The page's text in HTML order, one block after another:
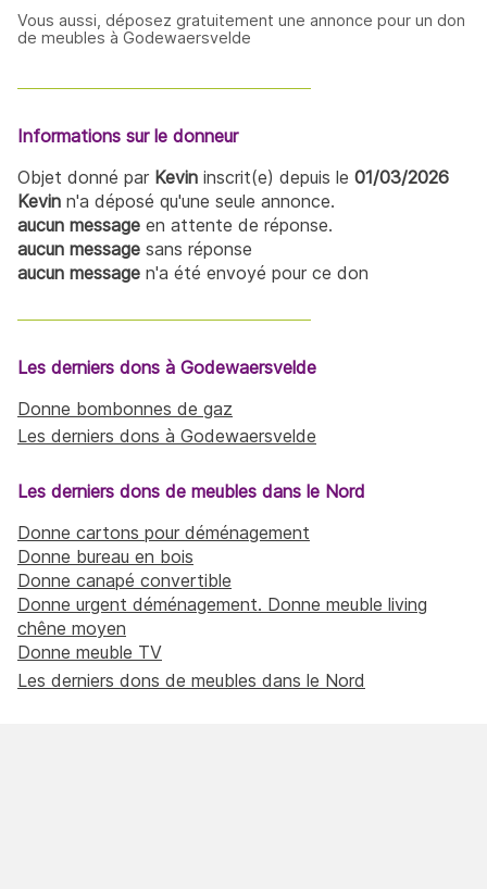
Vous aussi, déposez gratuitement une annonce pour un don
de meubles à Godewaersvelde
Informations sur le donneur
Objet donné par Kevin inscrit(e) depuis le 01/03/2026
Kevin n'a déposé qu'une seule annonce.
aucun message en attente de réponse.
aucun message sans réponse
aucun message n'a été envoyé pour ce don
Les derniers dons à Godewaersvelde
Donne bombonnes de gaz
Les derniers dons à Godewaersvelde
Les derniers dons de meubles dans le Nord
Donne cartons pour déménagement
Donne bureau en bois
Donne canapé convertible
Donne urgent déménagement. Donne meuble living
chêne moyen
Donne meuble TV
Les derniers dons de meubles dans le Nord